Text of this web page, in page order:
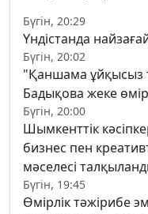
Бүгін, 20:29
Үндістанда
Бүгін, 20:02
"Қаншама ұйқысыз
Бадықова жеке
Бүгін, 20:00
Шымкенттік
бизнес пен
мәселесі
Бүгін, 19:45
Өмірлік тәжірибе